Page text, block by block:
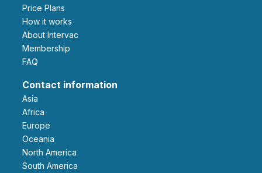
Price Plans
How it works
About Intervac
Membership
FAQ
Contact information
Asia
Africa
Europe
Oceania
North America
South America